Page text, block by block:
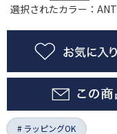
選択されたカラー：
ラッピングOK